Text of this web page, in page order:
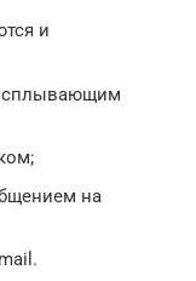
и
на